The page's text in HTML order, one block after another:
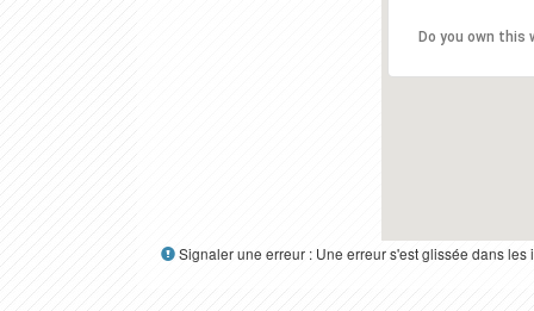
Do you own this
Signaler une erreur : Une erreur s'est glissée dans